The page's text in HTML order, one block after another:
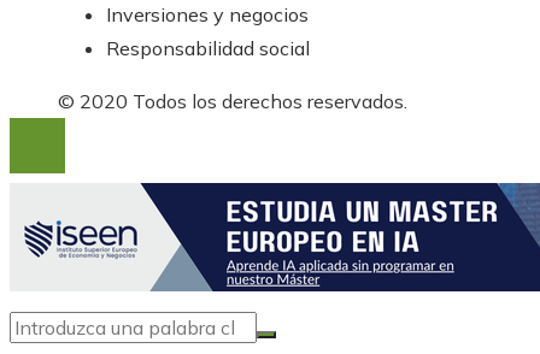
Inversiones y negocios
Responsabilidad social
© 2020 Todos los derechos reservados.